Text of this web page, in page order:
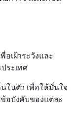
เฝ้าระวังและ
ระเทศ
ในตัว เพื่อให้มั่นใจ
อบังคับของแต่ละ